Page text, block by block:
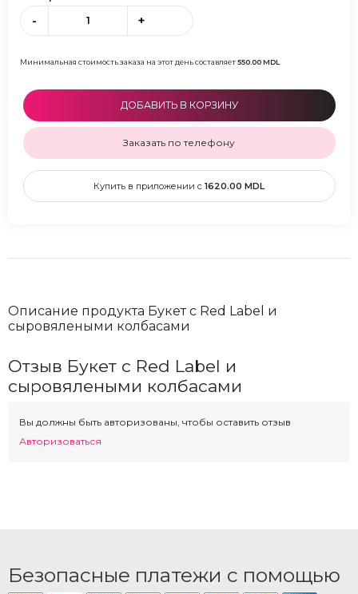
- +
Минимальная стоимость заказа на этот день составляет550.00MDL
ДОБАВИТЬ В КОРЗИНУ
Заказать по телефону
Купить в приложении с 1620.00 MDL
Описание продукта Букет с Red Label и
сыровялеными колбасами
Отзыв Букет с Red Label и
сыровялеными колбасами
Вы должны быть авторизованы, чтобы оставить отзыв
Авторизоваться
Безопасные платежи с помощью